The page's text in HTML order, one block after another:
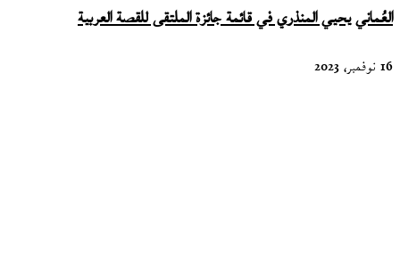
العُماني يحيي المنذري في قائمة جائزة الملتقى للقصة العربية
16 نوفمبر، 2023